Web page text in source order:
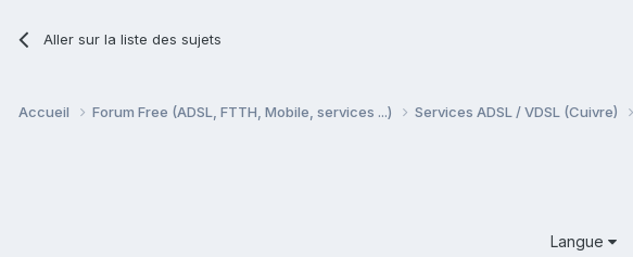
Aller sur la liste des sujets
Accueil Forum Free (ADSL, FTTH, Mobile, services ...) Services ADSL / VDSL (Cuivre)
Langue